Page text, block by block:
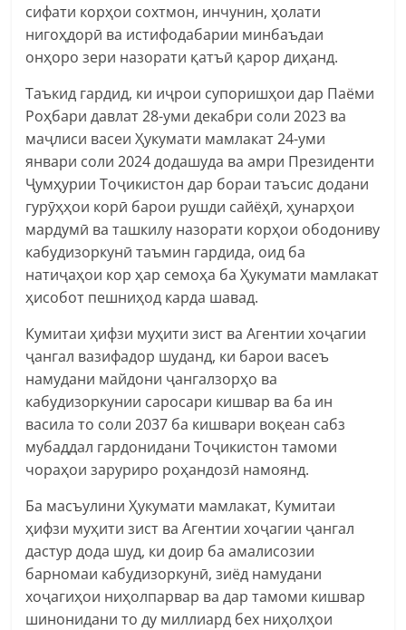
сифати корҳои сохтмон, инчунин, ҳолати
нигоҳдорӣ ва истифодабарии минбаъдаи
онҳоро зери назорати қатъӣ қарор диҳанд.
Таъкид гардид, ки иҷрои супоришҳои дар Паёми
Роҳбари давлат 28-уми декабри соли 2023 ва
маҷлиси васеи Ҳукумати мамлакат 24-уми
январи соли 2024 додашуда ва амри Президенти
Ҷумҳурии Тоҷикистон дар бораи таъсис додани
гурӯҳҳои корӣ барои рушди сайёҳӣ, ҳунарҳои
мардумӣ ва ташкилу назорати корҳои ободониву
кабудизоркунӣ таъмин гардида, оид ба
натиҷаҳои кор ҳар семоҳа ба Ҳукумати мамлакат
ҳисобот пешниҳод карда шавад.
Кумитаи ҳифзи муҳити зист ва Агентии хоҷагии
ҷангал вазифадор шуданд, ки барои васеъ
намудани майдони ҷангалзорҳо ва
кабудизоркунии саросари кишвар ва ба ин
васила то соли 2037 ба кишвари воқеан сабз
мубаддал гардонидани Тоҷикистон тамоми
чораҳои заруриро роҳандозӣ намоянд.
Ба масъулини Ҳукумати мамлакат, Кумитаи
ҳифзи муҳити зист ва Агентии хоҷагии ҷангал
дастур дода шуд, ки доир ба амалисозии
барномаи кабудизоркунӣ, зиёд намудани
хоҷагиҳои ниҳолпарвар ва дар тамоми кишвар
шинонидани то ду миллиард бех ниҳолҳои